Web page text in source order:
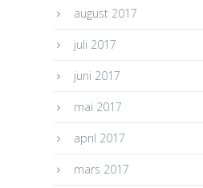
august 2017
juli 2017
juni 2017
mai 2017
april 2017
mars 2017